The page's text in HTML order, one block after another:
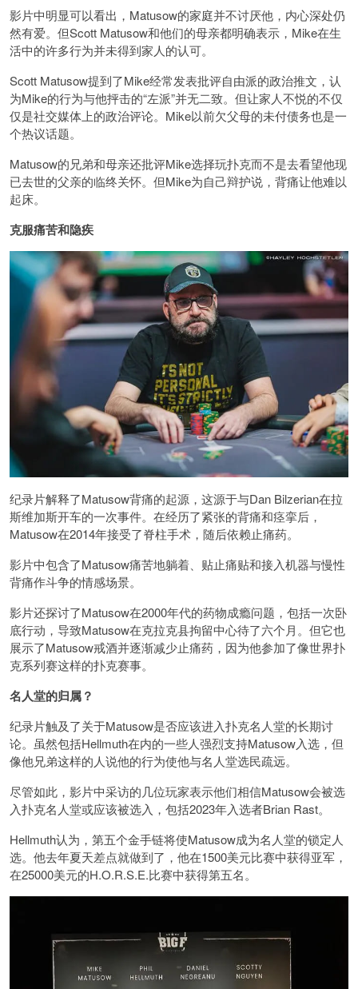
影片中明显可以看出，Matusow的家庭并不讨厌他，内心深处仍
然有爱。但Scott Matusow和他们的母亲都明确表示，Mike在生
活中的许多行为并未得到家人的认可。
Scott Matusow提到了Mike经常发表批评自由派的政治推文，认
为Mike的行为与他抨击的“左派”并无二致。但让家人不悦的不仅
仅是社交媒体上的政治评论。Mike以前欠父母的未付债务也是一
个热议话题。
Matusow的兄弟和母亲还批评Mike选择玩扑克而不是去看望他现
已去世的父亲的临终关怀。但Mike为自己辩护说，背痛让他难以
起床。
克服痛苦和隐疾
纪录片解释了Matusow背痛的起源，这源于与Dan Bilzerian在拉
斯维加斯开车的一次事件。在经历了紧张的背痛和痉挛后，
Matusow在2014年接受了脊柱手术，随后依赖止痛药。
影片中包含了Matusow痛苦地躺着、贴止痛贴和接入机器与慢性
背痛作斗争的情感场景。
影片还探讨了Matusow在2000年代的药物成瘾问题，包括一次卧
底行动，导致Matusow在克拉克县拘留中心待了六个月。但它也
展示了Matusow戒酒并逐渐减少止痛药，因为他参加了像世界扑
克系列赛这样的扑克赛事。
名人堂的归属？
纪录片触及了关于Matusow是否应该进入扑克名人堂的长期讨
论。虽然包括Hellmuth在内的一些人强烈支持Matusow入选，但
像他兄弟这样的人说他的行为使他与名人堂选民疏远。
尽管如此，影片中采访的几位玩家表示他们相信Matusow会被选
入扑克名人堂或应该被选入，包括2023年入选者Brian Rast。
Hellmuth认为，第五个金手链将使Matusow成为名人堂的锁定人
选。他去年夏天差点就做到了，他在1500美元比赛中获得亚军，
在25000美元的H.O.R.S.E.比赛中获得第五名。